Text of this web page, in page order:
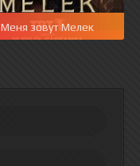
Меня зовут Мелек